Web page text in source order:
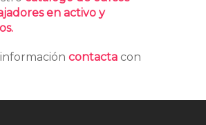
en activo y
información contacta con